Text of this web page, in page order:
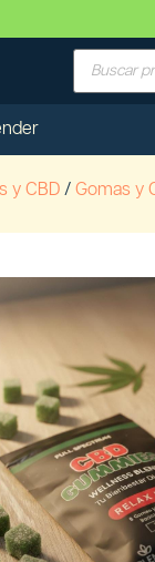
y CBD / Gomas y